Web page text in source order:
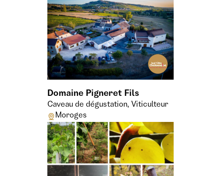
Domaine Pigneret Fils
Caveau de dégustation, Viticulteur
Moroges